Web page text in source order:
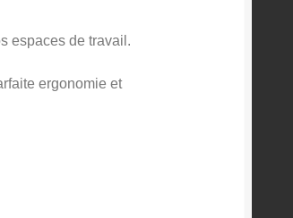
espaces de travail.
ergonomie et